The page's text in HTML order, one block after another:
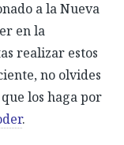
ala Nueva
en la
realizar estos
no olvides
los haga por
.